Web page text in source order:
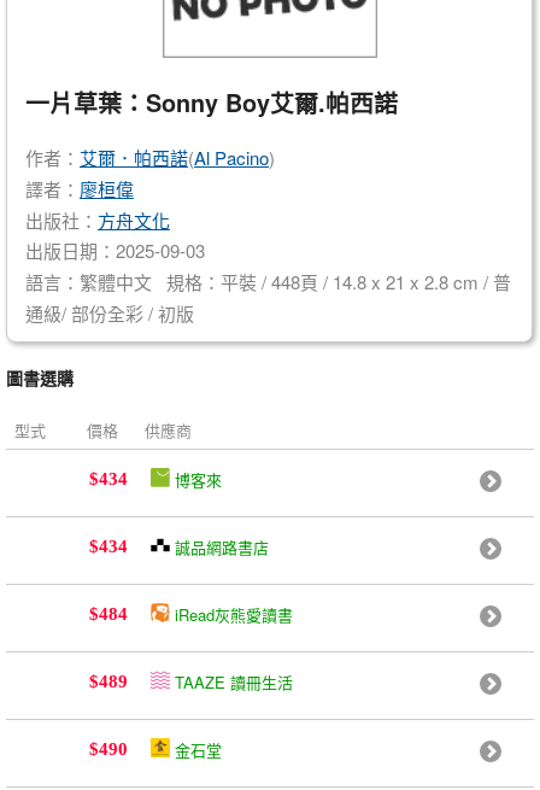
一片草葉：Sonny Boy艾爾.帕西諾
作者： 艾爾．帕西諾(Al Pacino)
譯者： 廖桓偉
出版社： 方舟文化
出版日期：2025-09-03
語言：繁體中文 規格：平裝 / 448頁 / 14.8 x 21 x 2.8 cm / 普
通級/ 部份全彩 / 初版
圖書選購
型式 價格 供應商
$434 博客來
$434 誠品網路書店
$484 iRead灰熊愛讀書
$489 TAAZE 讀冊生活
$490 金石堂